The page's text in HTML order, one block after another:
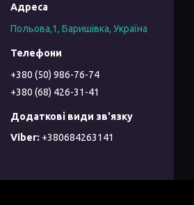
Польова,1, Баришівка, Україна
+380 (50) 986-76-74
+380 (68) 426-31-41
+380684263141